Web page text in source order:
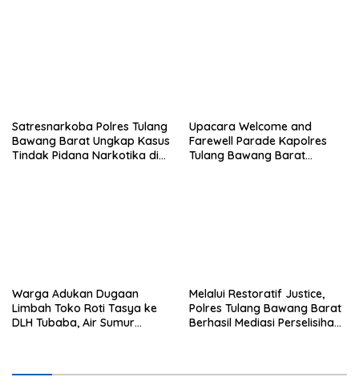
Satresnarkoba Polres Tulang
Bawang Barat Ungkap Kasus
Tindak Pidana Narkotika di
Upacara Welcome and
Farewell Parade Kapolres
Tulang Bawang Barat
Warga Adukan Dugaan
Limbah Toko Roti Tasya ke
DLH Tubaba, Air Sumur
Melalui Restoratif Justice,
Polres Tulang Bawang Barat
Berhasil Mediasi Perselisihan